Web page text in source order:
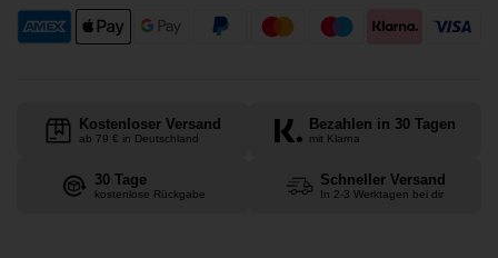
Kostenloser Versand
ab 79 € in Deutschland
Bezahlen in 30 Tagen
mit Klarna
30 Tage
kostenlose Rückgabe
Schneller Versand
In 2-3 Werktagen bei dir